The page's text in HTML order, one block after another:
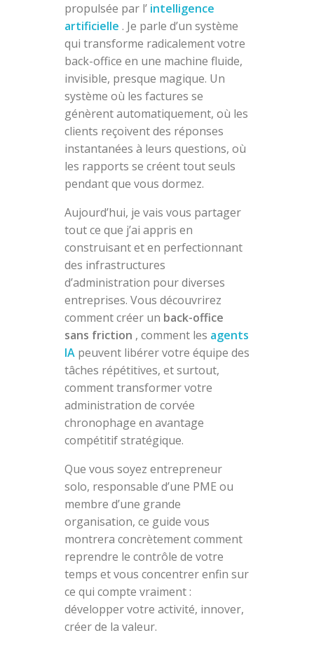
propulsée par l’ intelligence
artificielle . Je parle d’un système
qui transforme radicalement votre
back-office en une machine fluide,
invisible, presque magique. Un
système où les factures se
génèrent automatiquement, où les
clients reçoivent des réponses
instantanées à leurs questions, où
les rapports se créent tout seuls
pendant que vous dormez.
Aujourd’hui, je vais vous partager
tout ce que j’ai appris en
construisant et en perfectionnant
des infrastructures
d’administration pour diverses
entreprises. Vous découvrirez
comment créer un back-office
sans friction , comment les agents
IApeuvent libérer votre équipe des
tâches répétitives, et surtout,
comment transformer votre
administration de corvée
chronophage en avantage
compétitif stratégique.
Que vous soyez entrepreneur
solo, responsable d’une PME ou
membre d’une grande
organisation, ce guide vous
montrera concrètement comment
reprendre le contrôle de votre
temps et vous concentrer enfin sur
ce qui compte vraiment :
développer votre activité, innover,
créer de la valeur.